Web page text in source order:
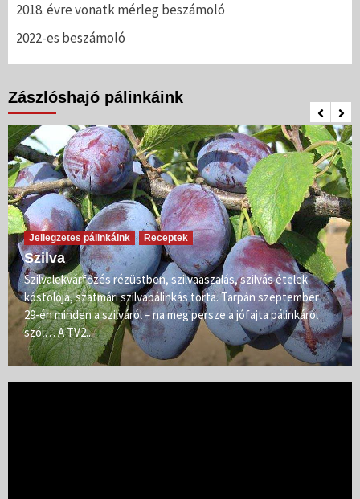
2018. évre vonatk mérleg beszámoló
2022-es beszámoló
Zászlóshajó pálinkáink
Jellegzetes pálinkáink Receptek
Szilva
Szilvalekvárfőzés rézüstben, szilvaaszalás, szilvás ételek
kóstolója, szatmári szilvapálinkás torta. Tarpán szeptember
29-én minden a szilváról – na meg persze a jófajta pálinkáról
szól… A TV2...